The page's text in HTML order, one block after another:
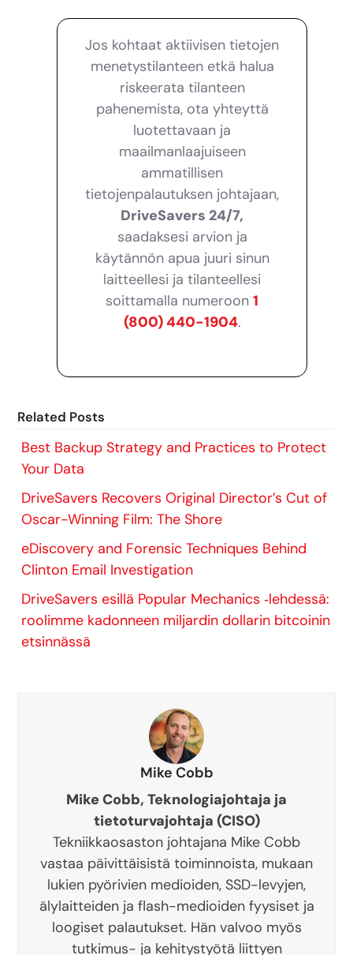
Jos kohtaat aktiivisen tietojen
menetystilanteen etkä halua
riskeerata tilanteen
pahenemista, ota yhteyttä
luotettavaan ja
maailmanlaajuiseen
ammatillisen
tietojenpalautuksen johtajaan,
DriveSavers 24/7,
saadaksesi arvion ja
käytännön apua juuri sinun
laitteellesi ja tilanteellesi
soittamalla numeroon1
(800) 440-1904.
Related Posts
Best Backup Strategy and Practices to Protect
Your Data
DriveSavers Recovers Original Director’s Cut of
Oscar-Winning Film: The Shore
eDiscovery and Forensic Techniques Behind
Clinton Email Investigation
DriveSavers esillä Popular Mechanics ‑lehdessä:
roolimme kadonneen miljardin dollarin bitcoinin
etsinnässä
Mike Cobb
Mike Cobb, Teknologiajohtaja ja
tietoturvajohtaja (CISO)
Tekniikkaosaston johtajana Mike Cobb
vastaa päivittäisistä toiminnoista, mukaan
lukien pyörivien medioiden, SSD-levyjen,
älylaitteiden ja flash-medioiden fyysiset ja
loogiset palautukset. Hän valvoo myös
tutkimus- ja kehitystyötä liittyen